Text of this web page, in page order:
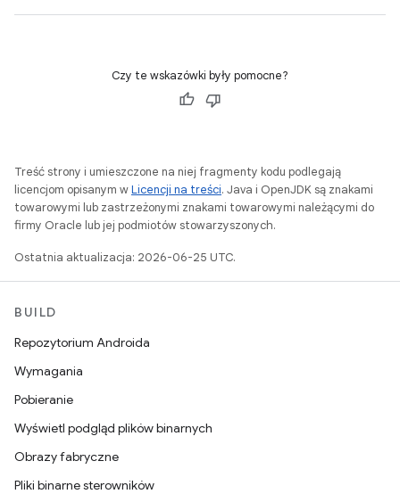
Czy te wskazówki były pomocne?
Treść strony i umieszczone na niej fragmenty kodu podlegają
licencjom opisanym wLicencji na treści. Java i OpenJDK są znakami
towarowymi lub zastrzeżonymi znakami towarowymi należącymi do
firmy Oracle lub jej podmiotów stowarzyszonych.
Ostatnia aktualizacja: 2026-06-25 UTC.
BUILD
Repozytorium Androida
Wymagania
Pobieranie
Wyświetl podgląd plików binarnych
Obrazy fabryczne
Pliki binarne sterowników